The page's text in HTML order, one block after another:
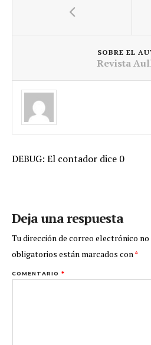
SOBRE EL
Revista
DEBUG: El contador dice 0
Deja una respuesta
Tu dirección de correo electrónico no
obligatorios están marcados con*
COMENTARIO *